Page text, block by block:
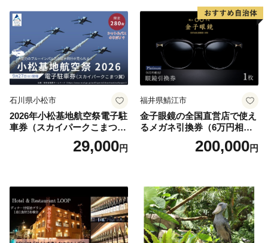
石川県小松市
2026年小松基地航空祭電子駐
車券（スカイパークこまつ
翼） 駐車場 シャトルバスの
りばすぐ 石川県 小松市
29,000円
福井県鯖江市
金子眼鏡の全国直営店で使え
るメガネ引換券（6万円相
当） Platinum200,000円